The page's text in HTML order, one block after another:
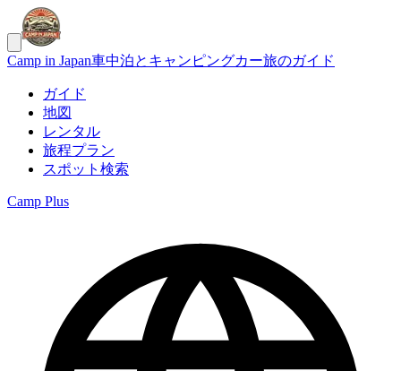
Camp in Japan車中泊とキャンピングカー旅のガイド
ガイド
地図
レンタル
旅程プラン
スポット検索
Camp Plus